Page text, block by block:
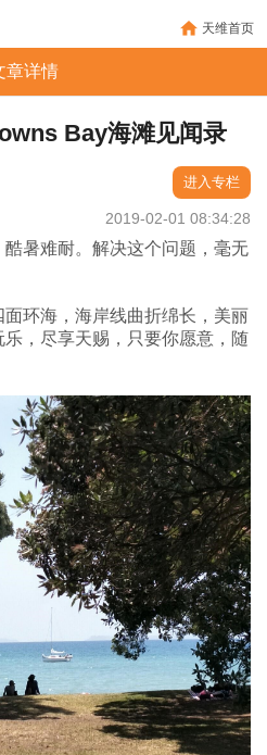
天维首页
章详情
Bay海滩见闻录
进入专栏
2019-02-01 08:34:28
暑难耐。解决这个问题，毫无
环海，海岸线曲折绵长，美丽
，尽享天赐，只要你愿意，随